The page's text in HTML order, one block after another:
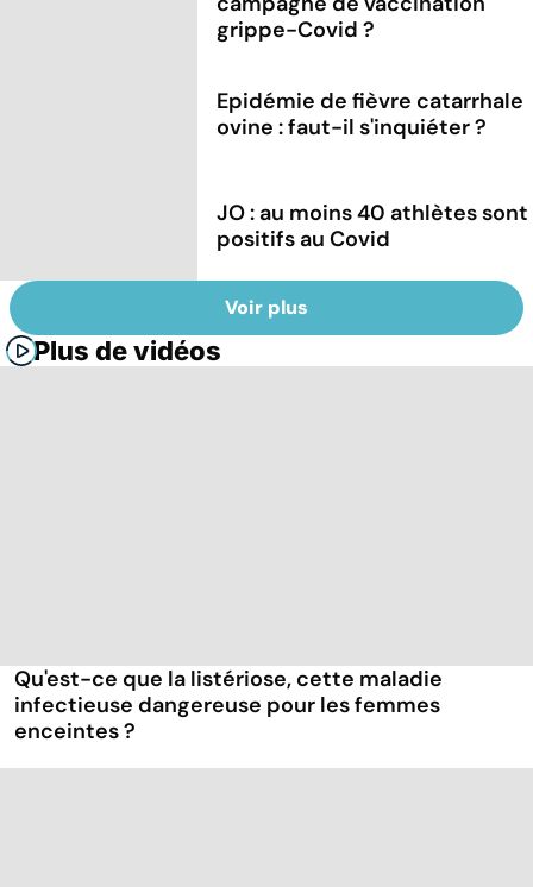
grippe-Covid ?
Epidémie de fièvre catarrhale
ovine : faut-il s'inquiéter ?
JO : au moins 40 athlètes sont
positifs au Covid
Voir plus
Plus de vidéos
Qu'est-ce que la listériose, cette maladie
infectieuse dangereuse pour les femmes
enceintes ?